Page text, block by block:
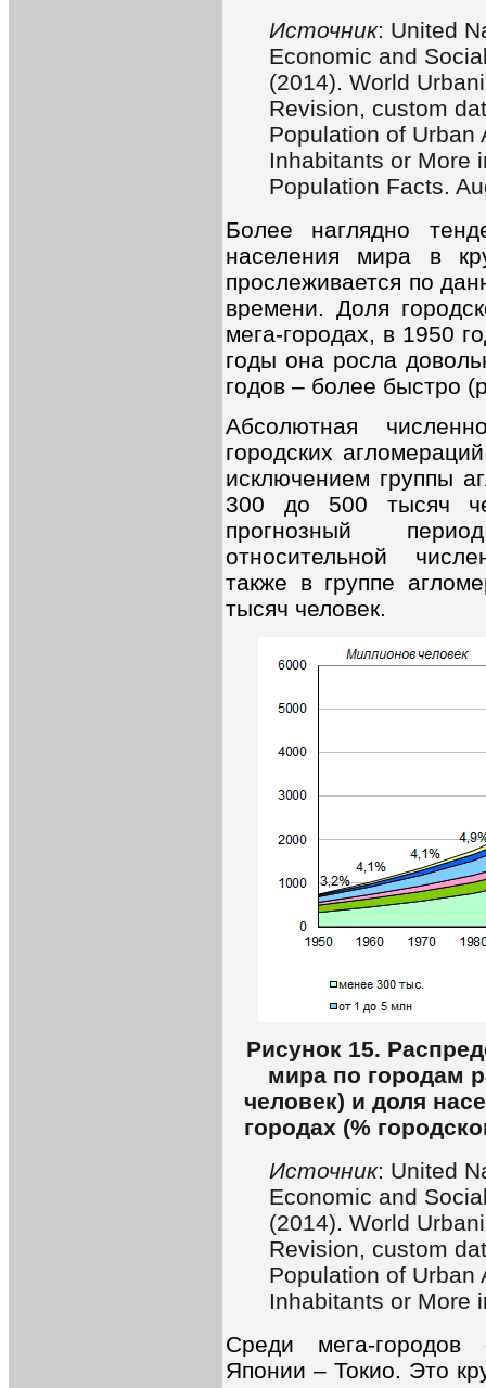
Источник: United
Economic and
(2014). World
Revision, custom
Population of Urban
Inhabitants or More
Population Facts.
Более наглядно
населения мира в
прослеживается по
времени. Доля
мега-городах, в 1950
годы она росла
годов – более быстро
Абсолютная
городских
исключением группы
300 до 500 тысяч
прогнозный
относительной
также в группе
тысяч человек.
Рисунок 15.
мира по городам
человек) и доля
городах (%
Источник: United
Economic and
(2014). World
Revision, custom
Population of Urban
Inhabitants or More
Среди мега-городов
Японии – Токио. Это